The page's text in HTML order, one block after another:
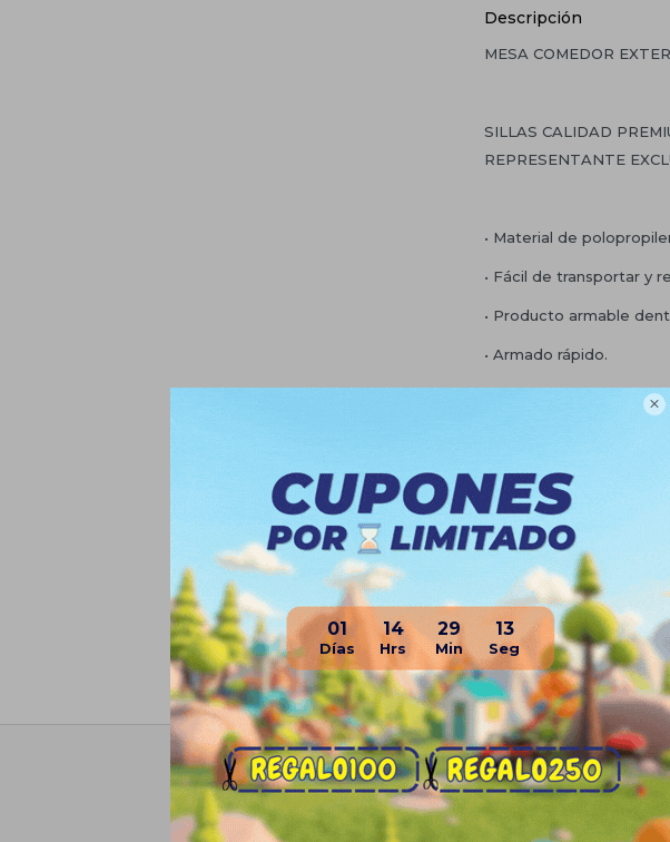

01 14 29 12
Descripción
MESA COMEDOR
SILLAS CALIDAD
REPRESENTANTE
• Material de
• Fácil de transportar y
• Producto armable
• Armado rápido.
• Fácil limpieza.
• Mayor estabilidad y
• Superficie
• Bases regulables, se
• Dimensiones: 150cm
Planes de cuotas
Envíos
Medios de pago